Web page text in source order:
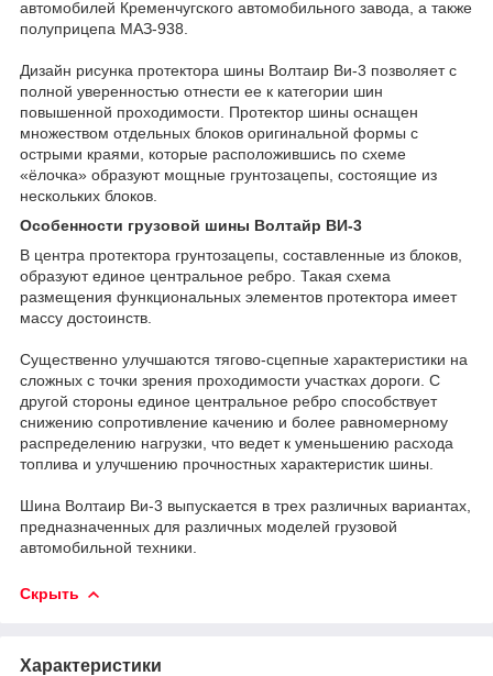
автомобилей Кременчугского автомобильного завода, а также
полуприцепа МАЗ-938.
Дизайн рисунка протектора шины Волтаир Ви-3 позволяет с
полной уверенностью отнести ее к категории шин
повышенной проходимости. Протектор шины оснащен
множеством отдельных блоков оригинальной формы с
острыми краями, которые расположившись по схеме
«ёлочка» образуют мощные грунтозацепы, состоящие из
нескольких блоков.
Особенности грузовой шины Волтайр ВИ-3
В центра протектора грунтозацепы, составленные из блоков,
образуют единое центральное ребро. Такая схема
размещения функциональных элементов протектора имеет
массу достоинств.
Существенно улучшаются тягово-сцепные характеристики на
сложных с точки зрения проходимости участках дороги. С
другой стороны единое центральное ребро способствует
снижению сопротивление качению и более равномерному
распределению нагрузки, что ведет к уменьшению расхода
топлива и улучшению прочностных характеристик шины.
Шина Волтаир Ви-3 выпускается в трех различных вариантах,
предназначенных для различных моделей грузовой
автомобильной техники.
Скрыть
Характеристики